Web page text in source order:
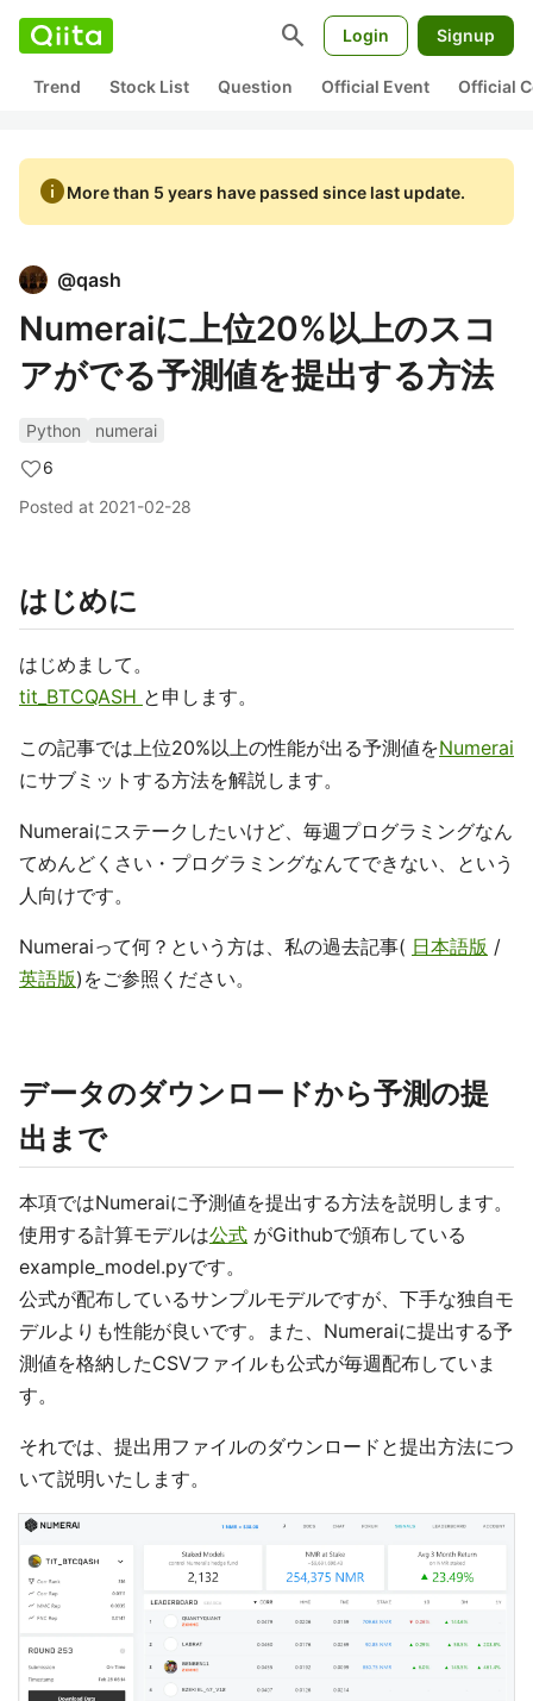
search Login Signup
Trend Stock List Question Official Event Official
infoMore than 5 years have passed since last update.
@qash
Numeraiに上位20%以上のスコ
アがでる予測値を提出する方法
Python
numerai
6
Posted at 2021-02-28
はじめに
はじめまして。
tit_BTCQASH と申します。
この記事では上位20%以上の性能が出る予測値をNumerai
にサブミットする方法を解説します。
Numeraiにステークしたいけど、毎週プログラミングなん
てめんどくさい・プログラミングなんてできない、という
人向けです。
Numeraiって何？という方は、私の過去記事( 日本語版 /
英語版)をご参照ください。
データのダウンロードから予測の提
出まで
本項ではNumeraiに予測値を提出する方法を説明します。
使用する計算モデルは公式 がGithubで頒布している
example_model.pyです。
公式が配布しているサンプルモデルですが、下手な独自モ
デルよりも性能が良いです。また、Numeraiに提出する予
測値を格納したCSVファイルも公式が毎週配布していま
す。
それでは、提出用ファイルのダウンロードと提出方法につ
いて説明いたします。